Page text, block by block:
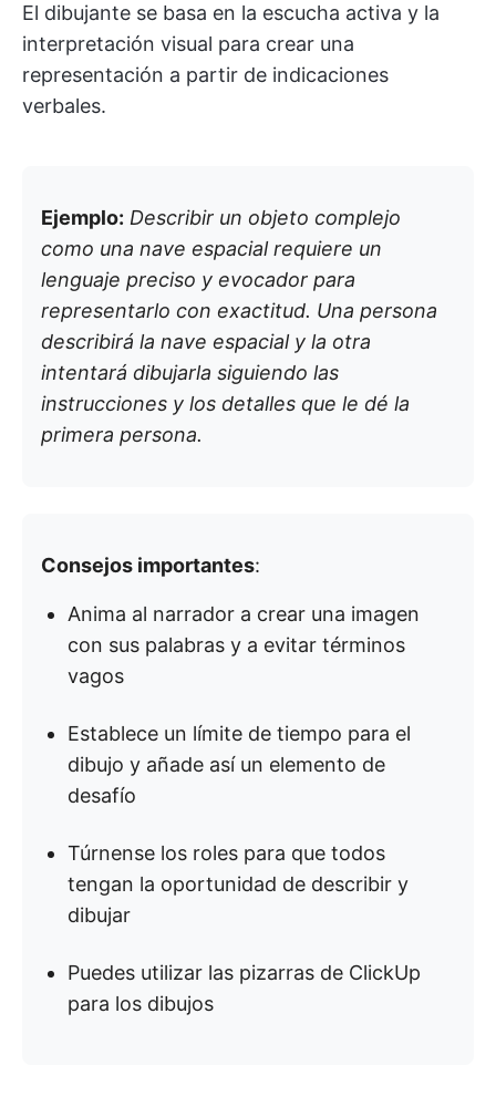
El dibujante se basa en la escucha activa y la
interpretación visual para crear una
representación a partir de indicaciones
verbales.
Ejemplo: Describir un objeto complejo
como una nave espacial requiere un
lenguaje preciso y evocador para
representarlo con exactitud. Una persona
describirá la nave espacial y la otra
intentará dibujarla siguiendo las
instrucciones y los detalles que le dé la
primera persona.
Consejos importantes:
Anima al narrador a crear una imagen
con sus palabras y a evitar términos
vagos
Establece un límite de tiempo para el
dibujo y añade así un elemento de
desafío
Túrnense los roles para que todos
tengan la oportunidad de describir y
dibujar
Puedes utilizar las pizarras de ClickUp
para los dibujos